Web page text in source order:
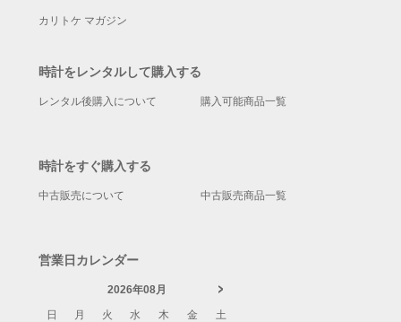
カリトケ マガジン
時計をレンタルして購入する
レンタル後購入について 購入可能商品一覧
時計をすぐ購入する
中古販売について 中古販売商品一覧
営業日カレンダー
2026年08月
日
月 火 水 木 金 土